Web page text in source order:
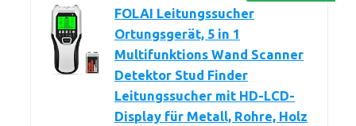
FOLAI Leitungssucher
Ortungsgerät, 5 in 1
Multifunktions Wand Scanner
Detektor Stud Finder
Leitungssucher mit HD-LCD-
Display für Metall, Rohre, Holz